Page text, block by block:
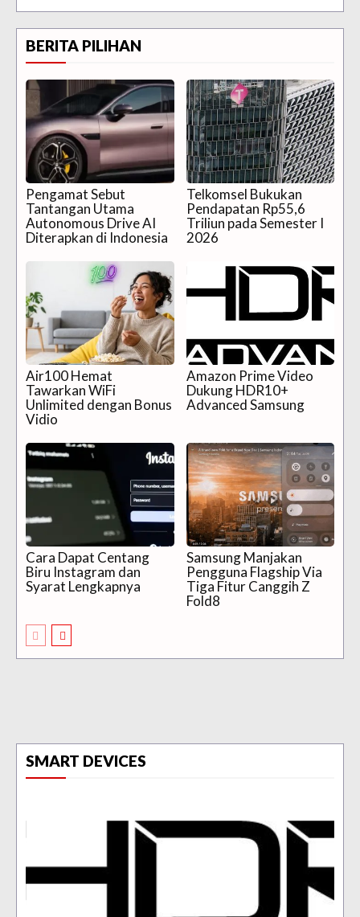
BERITA PILIHAN
Pengamat Sebut
Tantangan Utama
Autonomous Drive AI
Diterapkan di Indonesia
Telkomsel Bukukan
Pendapatan Rp55,6
Triliun pada Semester I
2026
Air100 Hemat
Tawarkan WiFi
Unlimited dengan Bonus
Vidio
Amazon Prime Video
Dukung HDR10+
Advanced Samsung
Cara Dapat Centang
Biru Instagram dan
Syarat Lengkapnya
Samsung Manjakan
Pengguna Flagship Via
Tiga Fitur Canggih Z
Fold8
SMART DEVICES